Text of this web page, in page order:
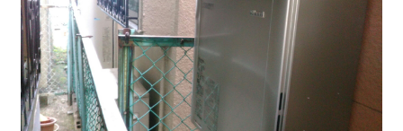
イベント情報
店舗＆モデルハウス紹介
スタッフ紹介
リフォームの流れ